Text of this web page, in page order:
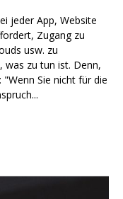
jeder App, Website
Zugang zu
usw. zu
was zu tun ist. Denn,
Sie nicht für die